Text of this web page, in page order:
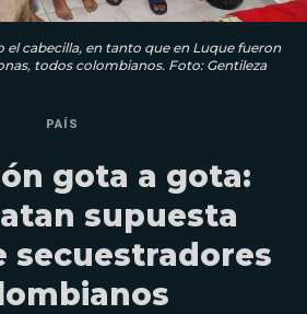
el cabecilla, en tanto que en Luque fueron
todos colombianos. Foto: Gentileza
PAÍS
gota a gota:
supuesta
secuestradores